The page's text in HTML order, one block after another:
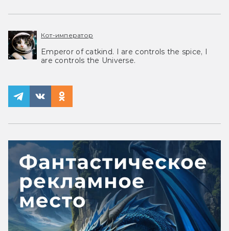
Кот-император
Emperor of catkind. I are controls the spice, I
are controls the Universe.